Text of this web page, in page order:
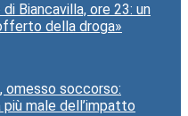
Biancavilla, ore 23: un
della droga»
omesso soccorso:
più male dell’impatto